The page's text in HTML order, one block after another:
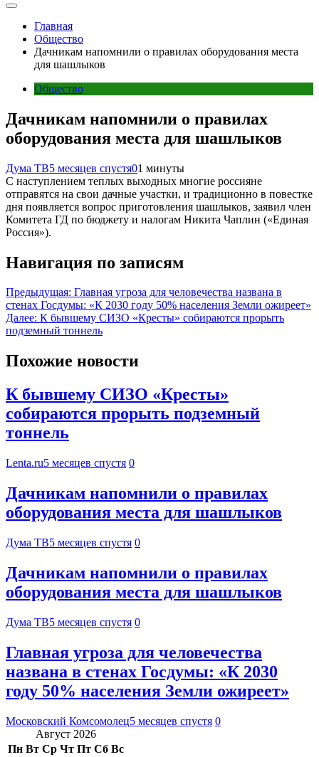
Главная
Общество
Дачникам напомнили о правилах оборудования места
для шашлыков
Общество
Дачникам напомнили о правилах
оборудования места для шашлыков
Дума ТВ5 месяцев спустя01 минуты
С наступлением теплых выходных многие россияне
отправятся на свои дачные участки, и традиционно в повестке
дня появляется вопрос приготовления шашлыков, заявил член
Комитета ГД по бюджету и налогам Никита Чаплин («Единая
Россия»).
Навигация по записям
Предыдущая: Главная угроза для человечества названа в
стенах Госдумы: «К 2030 году 50% населения Земли ожиреет»
Далее: К бывшему СИЗО «Кресты» собираются прорыть
подземный тоннель
Похожие новости
К бывшему СИЗО «Кресты»
собираются прорыть подземный
тоннель
Lenta.ru5 месяцев спустя 0
Дачникам напомнили о правилах
оборудования места для шашлыков
Дума ТВ5 месяцев спустя 0
Дачникам напомнили о правилах
оборудования места для шашлыков
Дума ТВ5 месяцев спустя 0
Главная угроза для человечества
названа в стенах Госдумы: «К 2030
году 50% населения Земли ожиреет»
Московский Комсомолец5 месяцев спустя 0
Август 2026
Пн Вт Ср Чт Пт Сб Вс